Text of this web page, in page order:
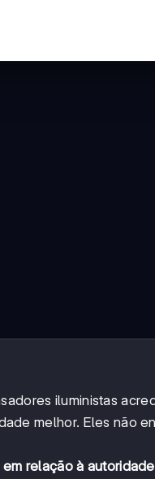
iluministas
melhor. Eles não
relação à autoridade